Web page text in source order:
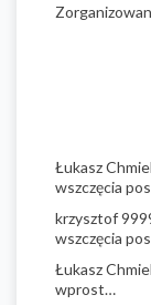
Łukasz
wszczęcia
krzysztof
wszczęcia
Łukasz
wprost…